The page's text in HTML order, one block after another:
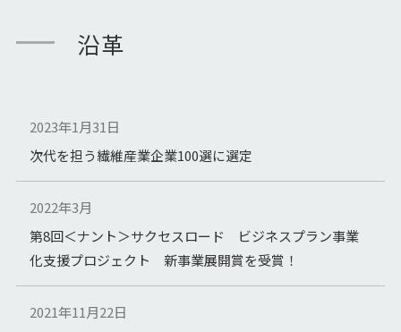
沿革
2023年1月31日
次代を担う繊維産業企業100選に選定
2022年3月
第8回＜ナント＞サクセスロード ビジネスプラン事業
化支援プロジェクト 新事業展開賞を受賞！
2021年11月22日